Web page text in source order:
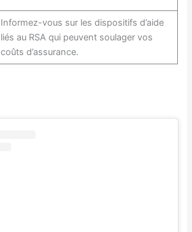
Informez-vous sur les dispositifs d’aide
liés au RSA qui peuvent soulager vos
coûts d’assurance.